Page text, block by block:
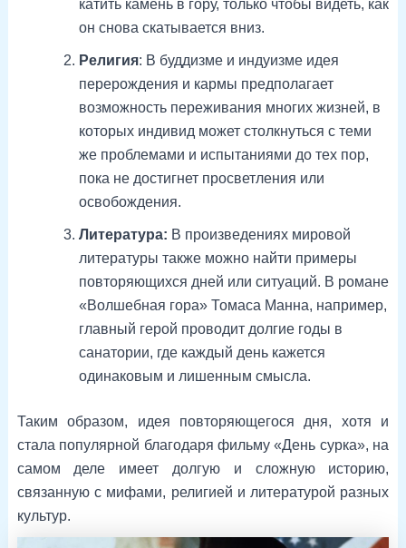
катить камень в гору, только чтобы видеть, как
он снова скатывается вниз.
Религия: В буддизме и индуизме идея
перерождения и кармы предполагает
возможность переживания многих жизней, в
которых индивид может столкнуться с теми
же проблемами и испытаниями до тех пор,
пока не достигнет просветления или
освобождения.
Литература: В произведениях мировой
литературы также можно найти примеры
повторяющихся дней или ситуаций. В романе
«Волшебная гора» Томаса Манна, например,
главный герой проводит долгие годы в
санатории, где каждый день кажется
одинаковым и лишенным смысла.
Таким образом, идея повторяющегося дня, хотя и
стала популярной благодаря фильму «День сурка», на
самом деле имеет долгую и сложную историю,
связанную с мифами, религией и литературой разных
культур.